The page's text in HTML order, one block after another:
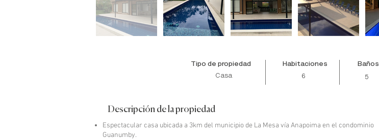
Tipo de propiedad
Casa
Habitaciones
6
Baños
5
Descripción de la propiedad
Espectacular casa ubicada a 3km del municipio de La Mesa vía Anapoima en el condominio
Guanumby.